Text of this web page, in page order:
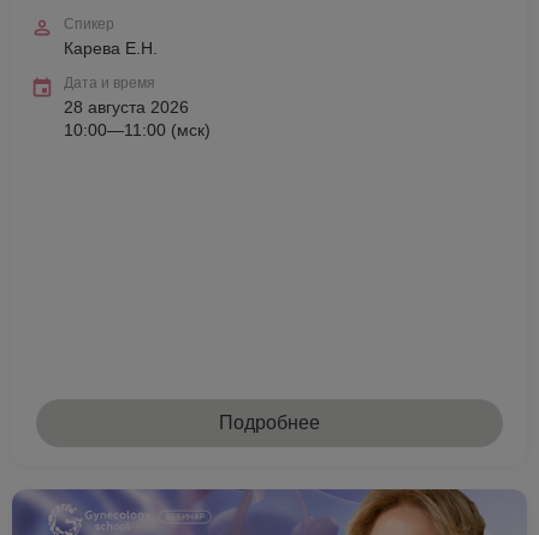
Спикер
Карева Е.Н.
Дата и время
28 августа 2026
10:00—11:00 (мск)
Подробнее